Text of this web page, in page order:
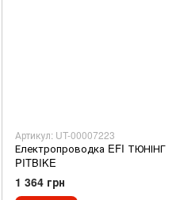
Артикул: UT-00007223
Електропроводка EFI ТЮНІНГ
PITBIKE
1 364 грн